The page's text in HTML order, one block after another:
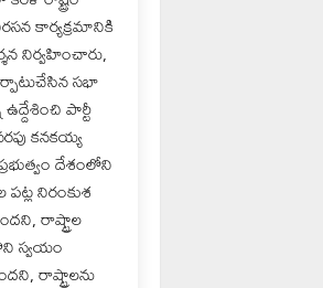
కార్యక్రమానికి
నిర్వహించారు,
సభా
పార్టీ
కనకయ్య
దేశంలోని
నిరంకుశ
రాష్ట్రాల
స్వయం
రాష్ట్రాలను